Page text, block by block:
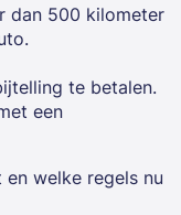
dan 500 kilometer
te betalen.
een
welke regels nu